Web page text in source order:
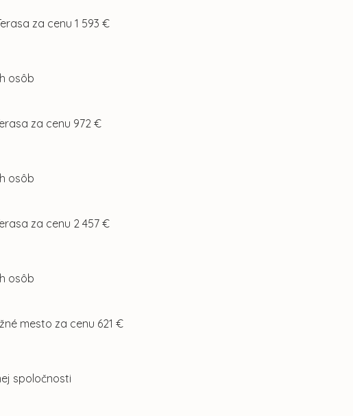
za cenu 1 593 €
osôb
za cenu 972 €
osôb
za cenu 2 457 €
osôb
mesto za cenu 621 €
spoločnosti